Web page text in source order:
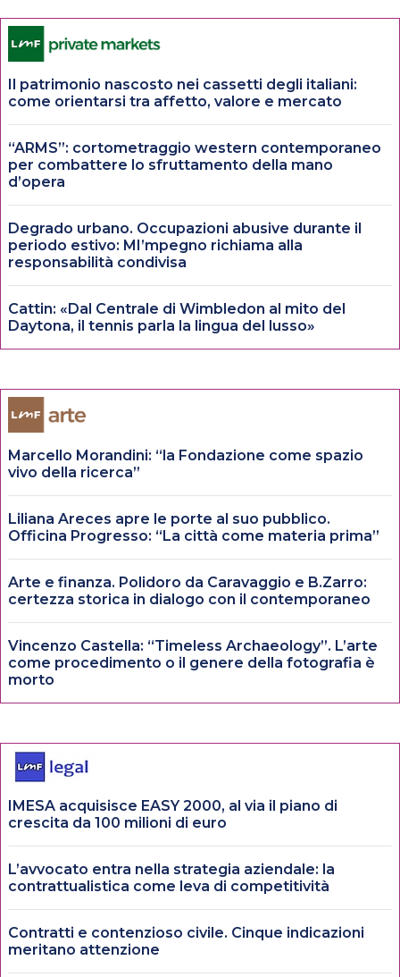
Il patrimonio nascosto nei cassetti degli italiani:
come orientarsi tra affetto, valore e mercato
“ARMS”: cortometraggio western contemporaneo
per combattere lo sfruttamento della mano
d’opera
Degrado urbano. Occupazioni abusive durante il
periodo estivo: MI’mpegno richiama alla
responsabilità condivisa
Cattin: «Dal Centrale di Wimbledon al mito del
Daytona, il tennis parla la lingua del lusso»
Marcello Morandini: “la Fondazione come spazio
vivo della ricerca”
Liliana Areces apre le porte al suo pubblico.
Officina Progresso: “La città come materia prima”
Arte e finanza. Polidoro da Caravaggio e B.Zarro:
certezza storica in dialogo con il contemporaneo
Vincenzo Castella: “Timeless Archaeology”. L’arte
come procedimento o il genere della fotografia è
morto
IMESA acquisisce EASY 2000, al via il piano di
crescita da 100 milioni di euro
L’avvocato entra nella strategia aziendale: la
contrattualistica come leva di competitività
Contratti e contenzioso civile. Cinque indicazioni
meritano attenzione